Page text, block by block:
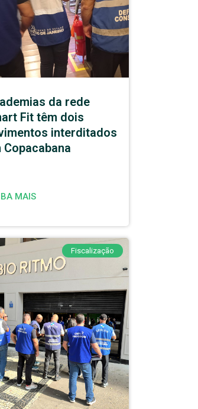
da rede
Fit têm dois
interditados
Copacabana
MAIS
Fiscalização